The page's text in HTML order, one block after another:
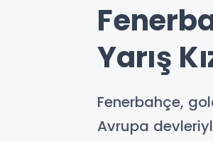
Yarış
Fenerbahçe,
Avrupa